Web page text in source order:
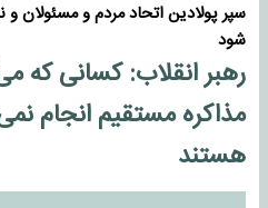
سپر پولادین اتحاد مردم و مسئولان
شود
رهبر انقلاب: کسانی که
مذاکره مستقیم انجام
هستند